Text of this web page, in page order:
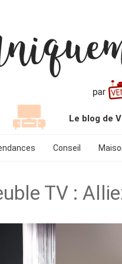
Le blog de
Conseil
TV :